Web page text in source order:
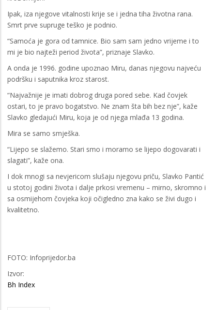
Ipak, iza njegove vitalnosti krije se i jedna tiha životna rana.
Smrt prve supruge teško je podnio.
“Samoća je gora od tamnice. Bio sam sam jedno vrijeme i to
mi je bio najteži period života”, priznaje Slavko.
A onda je 1996. godine upoznao Miru, danas njegovu najveću
podršku i saputnika kroz starost.
“Najvažnije je imati dobrog druga pored sebe. Kad čovjek
ostari, to je pravo bogatstvo. Ne znam šta bih bez nje”, kaže
Slavko gledajući Miru, koja je od njega mlađa 13 godina.
Mira se samo smješka.
“Lijepo se slažemo. Stari smo i moramo se lijepo dogovarati i
slagati”, kaže ona.
I dok mnogi sa nevjericom slušaju njegovu priču, Slavko Pantić
u stotoj godini života i dalje prkosi vremenu – mirno, skromno i
sa osmijehom čovjeka koji očigledno zna kako se živi dugo i
kvalitetno.
FOTO: Infoprijedor.ba
Izvor:
Bh Index